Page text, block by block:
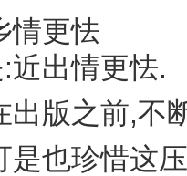
情更怯
近出情更怯.
出版之前,不
是也珍惜这